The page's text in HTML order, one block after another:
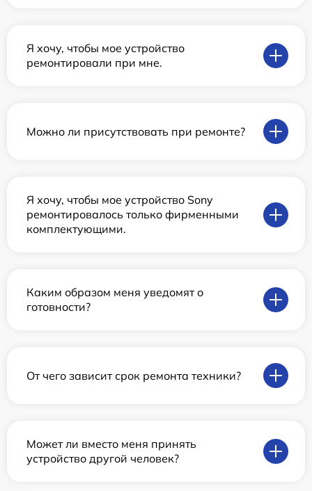
Я хочу, чтобы мое устройство
ремонтировали при мне.
Можно ли присутствовать при ремонте?
Я хочу, чтобы мое устройство Sony
ремонтировалось только фирменными
комплектующими.
Каким образом меня уведомят о
готовности?
От чего зависит срок ремонта техники?
Может ли вместо меня принять
устройство другой человек?